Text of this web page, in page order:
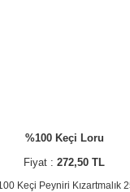
%100 Keçi Loru
Fiyat : 272,50 TL